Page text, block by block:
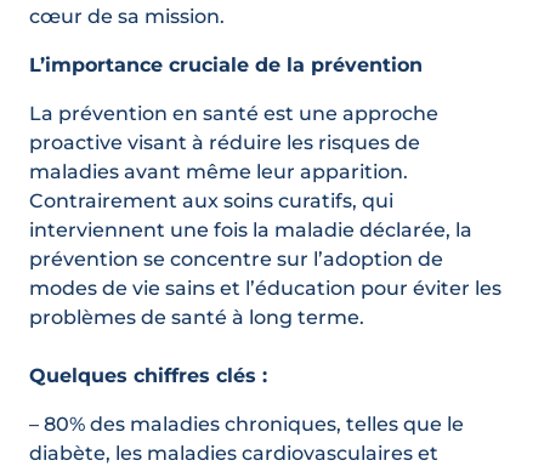
cœur de sa mission.
L’importance cruciale de la prévention
La prévention en santé est une approche
proactive visant à réduire les risques de
maladies avant même leur apparition.
Contrairement aux soins curatifs, qui
interviennent une fois la maladie déclarée, la
prévention se concentre sur l’adoption de
modes de vie sains et l’éducation pour éviter les
problèmes de santé à long terme.
Quelques chiffres clés :
– 80% des maladies chroniques, telles que le
diabète, les maladies cardiovasculaires et